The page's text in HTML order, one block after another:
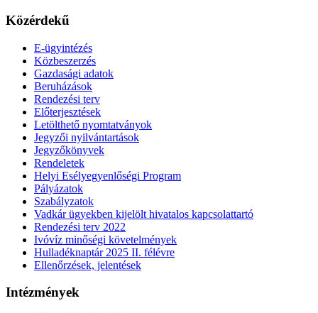
Közérdekű
E-ügyintézés
Közbeszerzés
Gazdasági adatok
Beruházások
Rendezési terv
Előterjesztések
Letölthető nyomtatványok
Jegyzői nyilvántartások
Jegyzőkönyvek
Rendeletek
Helyi Esélyegyenlőségi Program
Pályázatok
Szabályzatok
Vadkár ügyekben kijelölt hivatalos kapcsolattartó
Rendezési terv 2022
Ivóvíz minőségi követelmények
Hulladéknaptár 2025 II. félévre
Ellenőrzések, jelentések
Intézmények